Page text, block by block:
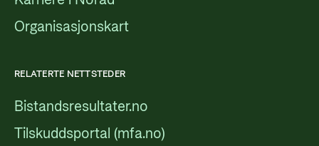
Organisasjonskart
RELATERTE NETTSTEDER
Bistandsresultater.no
Tilskuddsportal (mfa.no)